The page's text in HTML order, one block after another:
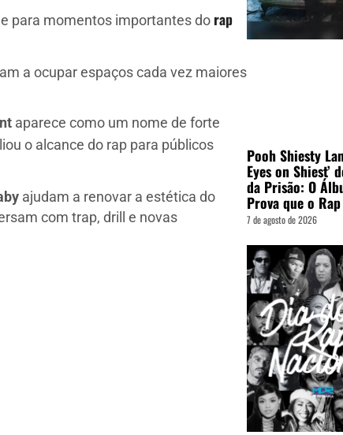
para momentos importantes do rap
a ocupar espaços cada vez maiores
aparece como um nome de forte
o alcance do rap para públicos
ajudam a renovar a estética do
com trap, drill e novas
Pooh Shiesty
Eyes on Shiest’
da Prisão: O
Prova que o
7 de agosto de 2026